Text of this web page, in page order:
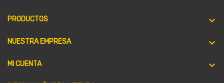
PRODUCTOS 
NUESTRA EMPRESA 
MI CUENTA 